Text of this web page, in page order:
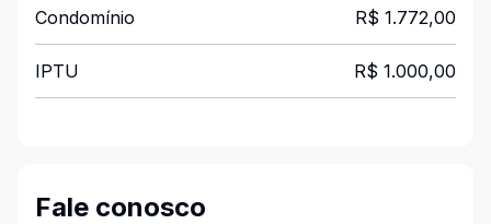
Condomínio R$ 1.772,00
IPTU R$ 1.000,00
Fale conosco